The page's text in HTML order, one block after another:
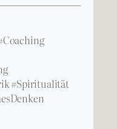
#Spiritualität